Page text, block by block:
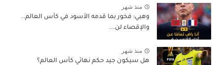
منذ شهر
وهبي: فخور بما قدمه الأسود في كأس العالم..
والإقصاء لن...
منذ شهر
هل سيكون جيد حكم نهائي كأس العالم؟